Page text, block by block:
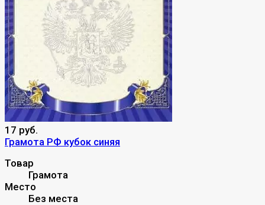
17 руб.
Грамота РФ кубок синяя
Товар
Грамота
Место
Без места